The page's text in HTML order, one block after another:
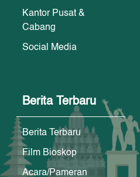
Kantor Pusat &
Cabang
Social Media
Berita Terbaru
Berita Terbaru
Film Bioskop
Acara/Pameran